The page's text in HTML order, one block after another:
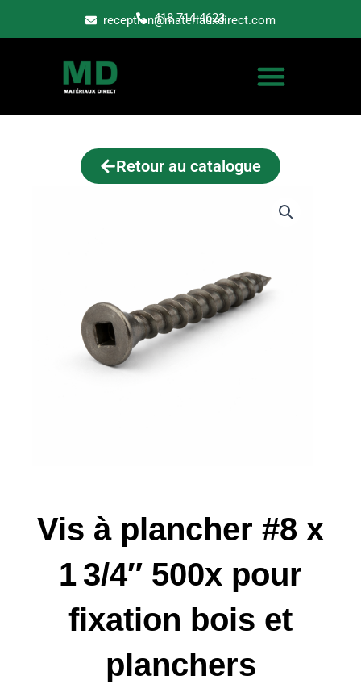
418 714-4623
reception@materiauxdirect.com
Retour au catalogue
Vis à plancher #8 x
1 3/4″ 500x pour
fixation bois et
planchers